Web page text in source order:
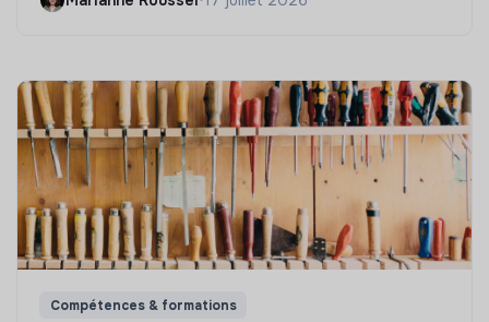
Compétences & formations